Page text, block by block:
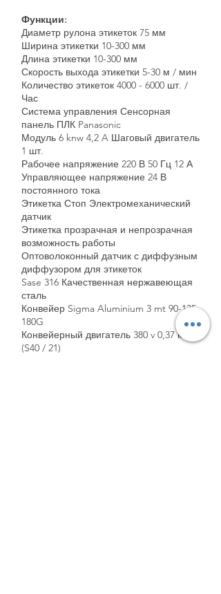
Функции:
Диаметр рулона этикеток 75 мм
Ширина этикетки 10-300 мм
Длина этикетки 10-300 мм
Скорость выхода этикетки 5-30 м / мин
Количество этикеток 4000 - 6000 шт. /
Час
Система управления Сенсорная
панель ПЛК Panasonic
Модуль 6 knw 4,2 A Шаговый двигатель
1 шт.
Рабочее напряжение 220 В 50 Гц 12 А
Управляющее напряжение 24 В
постоянного тока
Этикетка Стоп Электромеханический
датчик
Этикетка прозрачная и непрозрачная
возможность работы
Оптоволоконный датчик с диффузным
диффузором для этикеток
Sase 316 Качественная нержавеющая
сталь
Конвейер Sigma Aluminium 3 mt 90-135-
180G
Конвейерный двигатель 380 v 0,37 кв
(S40 / 21)